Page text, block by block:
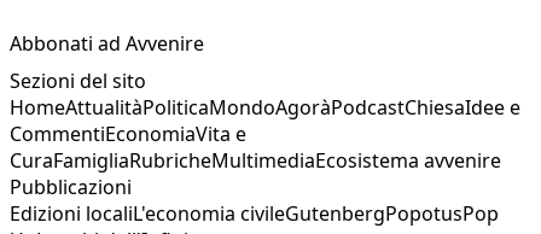
Abbonati ad Avvenire
Sezioni del sito
HomeAttualitàPoliticaMondoAgoràPodcastChiesaIdee e
CommentiEconomiaVita e
CuraFamigliaRubricheMultimediaEcosistema avvenire
Pubblicazioni
Edizioni localiL'economia civileGutenbergPopotusPop